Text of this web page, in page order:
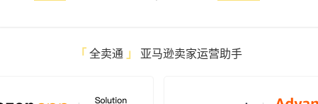
「 全卖通 」 亚马逊卖家运营助手